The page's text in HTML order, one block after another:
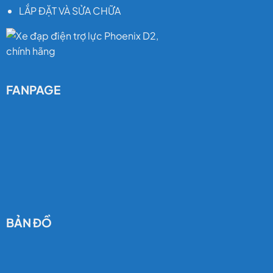
LẮP ĐẶT VÀ SỬA CHỮA
FANPAGE
BẢN ĐỒ